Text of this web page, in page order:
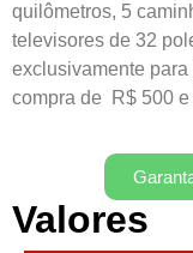
quilômetros, 5
televisores de 32
exclusivamente
compra de R$ 500
Valores